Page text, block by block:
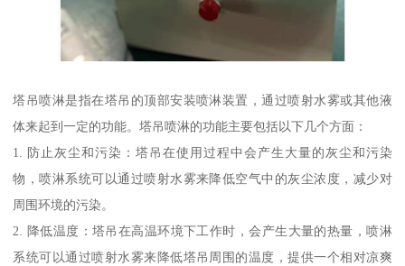
塔吊喷淋是指在塔吊的顶部安装喷淋装置，通过喷射水雾或其他液
体来起到一定的功能。塔吊喷淋的功能主要包括以下几个方面：
1. 防止灰尘和污染：塔吊在使用过程中会产生大量的灰尘和污染
物，喷淋系统可以通过喷射水雾来降低空气中的灰尘浓度，减少对
周围环境的污染。
2. 降低温度：塔吊在高温环境下工作时，会产生大量的热量，喷淋
系统可以通过喷射水雾来降低塔吊周围的温度，提供一个相对凉爽